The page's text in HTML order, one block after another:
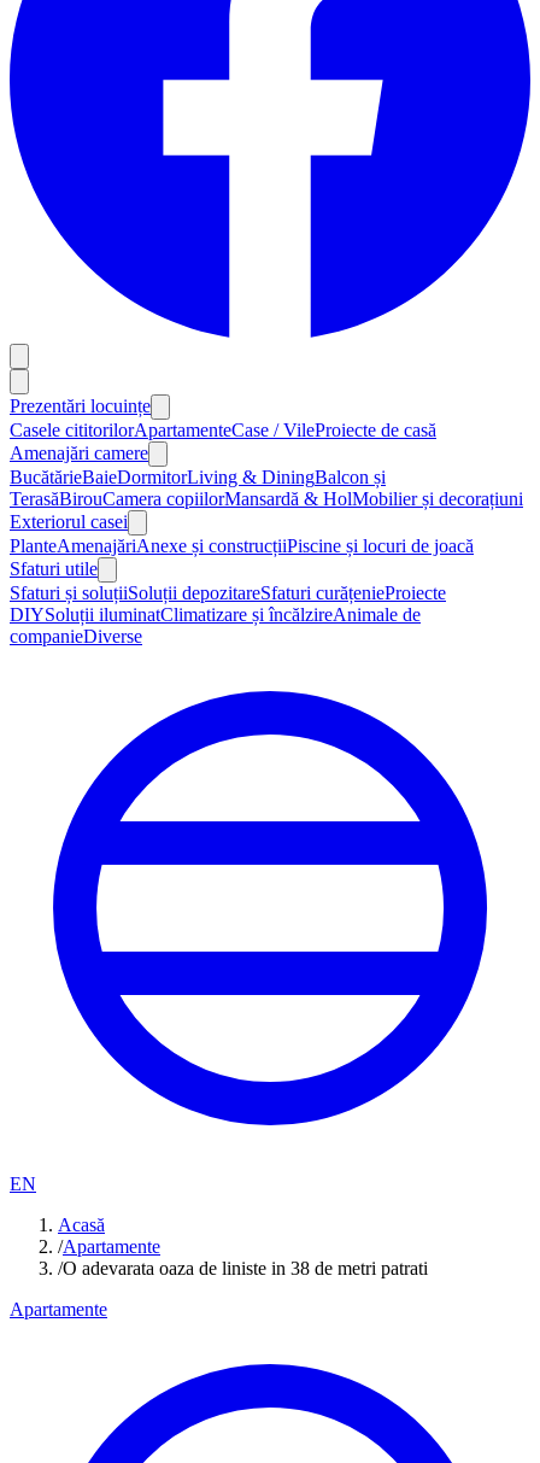
Prezentări locuințe
Casele cititorilorApartamenteCase / VileProiecte de casă
Amenajări camere
BucătărieBaieDormitorLiving & DiningBalcon și
TerasăBirouCamera copiilorMansardă & HolMobilier și decorațiuni
Exteriorul casei
PlanteAmenajăriAnexe și construcțiiPiscine și locuri de joacă
Sfaturi utile
Sfaturi și soluțiiSoluții depozitareSfaturi curățenieProiecte
DIYSoluții iluminatClimatizare și încălzireAnimale de
companieDiverse
EN
Acasă
/Apartamente
/O adevarata oaza de liniste in 38 de metri patrati
Apartamente